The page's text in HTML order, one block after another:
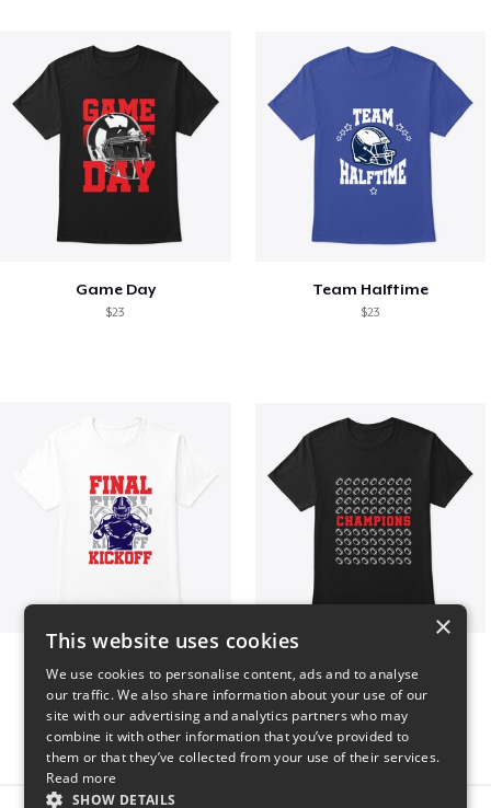
Game Day
$23
Team Halftime
$23
×
This website uses cookies
We use cookies to personalise content, ads and to analyse
our traffic. We also share information about your use of our
site with our advertising and analytics partners who may
combine it with other information that you’ve provided to
them or that they’ve collected from your use of their services.
Read more
SHOW DETAILS